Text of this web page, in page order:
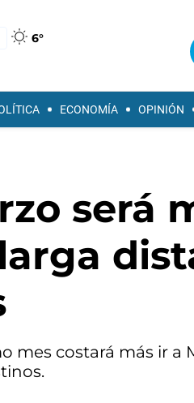
6°
ECONOMÍA OPINIÓN
será
mes costará más ir a